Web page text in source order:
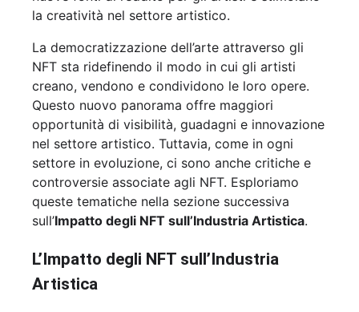
la creatività nel settore artistico.
La democratizzazione dell’arte attraverso gli
NFT sta ridefinendo il modo in cui gli artisti
creano, vendono e condividono le loro opere.
Questo nuovo panorama offre maggiori
opportunità di visibilità, guadagni e innovazione
nel settore artistico. Tuttavia, come in ogni
settore in evoluzione, ci sono anche critiche e
controversie associate agli NFT. Esploriamo
queste tematiche nella sezione successiva
sull’Impatto degli NFT sull’Industria Artistica.
L’Impatto degli NFT sull’Industria
Artistica